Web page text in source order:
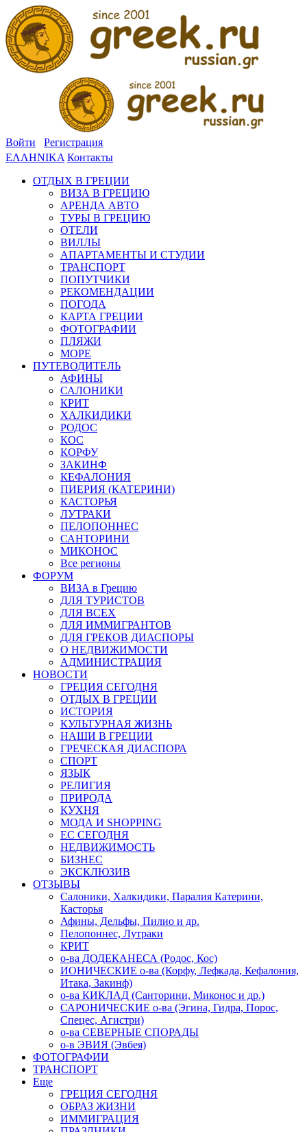
Войти
Регистрация
ΕΛΛΗΝΙΚΑ Контакты
ОТДЫХ В ГРЕЦИИ
ВИЗА В ГРЕЦИЮ
АРЕНДА АВТО
ТУРЫ В ГРЕЦИЮ
ОТЕЛИ
ВИЛЛЫ
АПАРТАМЕНТЫ И СТУДИИ
ТРАНСПОРТ
ПОПУТЧИКИ
РЕКОМЕНДАЦИИ
ПОГОДА
КАРТА ГРЕЦИИ
ФОТОГРАФИИ
ПЛЯЖИ
МОРЕ
ПУТЕВОДИТЕЛЬ
АФИНЫ
САЛОНИКИ
КРИТ
ХАЛКИДИКИ
РОДОС
КОС
КОРФУ
ЗАКИНФ
КЕФАЛОНИЯ
ПИЕРИЯ (КАТЕРИНИ)
КАСТОРЬЯ
ЛУТРАКИ
ПЕЛОПОННЕС
САНТОРИНИ
МИКОНОС
Все регионы
ФОРУМ
ВИЗА в Грецию
ДЛЯ ТУРИСТОВ
ДЛЯ ВСЕХ
ДЛЯ ИММИГРАНТОВ
ДЛЯ ГРЕКОВ ДИАСПОРЫ
О НЕДВИЖИМОСТИ
АДМИНИСТРАЦИЯ
НОВОСТИ
ГРЕЦИЯ СЕГОДНЯ
ОТДЫХ В ГРЕЦИИ
ИСТОРИЯ
КУЛЬТУРНАЯ ЖИЗНЬ
НАШИ В ГРЕЦИИ
ГРЕЧЕСКАЯ ДИАСПОРА
СПОРТ
ЯЗЫК
РЕЛИГИЯ
ПРИРОДА
КУХНЯ
МОДА И SHOPPING
ЕС СЕГОДНЯ
НЕДВИЖИМОСТЬ
БИЗНЕС
ЭКСКЛЮЗИВ
ОТЗЫВЫ
Салоники, Халкидики, Паралия Катерини,
Касторья
Афины, Дельфы, Пилио и др.
Пелопоннес, Лутраки
КРИТ
о-ва ДОДЕКАНЕСА (Родос, Кос)
ИОНИЧЕСКИЕ о-ва (Корфу, Лефкада, Кефалония,
Итака, Закинф)
о-ва КИКЛАД (Санторини, Миконос и др.)
САРОНИЧЕСКИЕ о-ва (Эгина, Гидра, Порос,
Спецес, Агистри)
о-ва СЕВЕРНЫЕ СПОРАДЫ
о-в ЭВИЯ (Эвбея)
ФОТОГРАФИИ
ТРАНСПОРТ
Еще
ГРЕЦИЯ СЕГОДНЯ
ОБРАЗ ЖИЗНИ
ИММИГРАЦИЯ